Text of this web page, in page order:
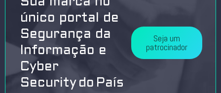
único portal de
Segurança da
Informação e
Cyber
Security do País
Seja um
patrocinador